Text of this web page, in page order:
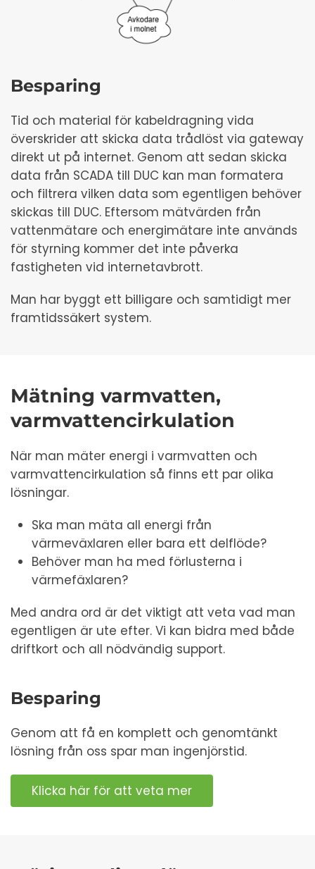
Besparing
Tid och material för kabeldragning vida
överskrider att skicka data trådlöst via gateway
direkt ut på internet. Genom att sedan skicka
data från SCADA till DUC kan man formatera
och filtrera vilken data som egentligen behöver
skickas till DUC. Eftersom mätvärden från
vattenmätare och energimätare inte används
för styrning kommer det inte påverka
fastigheten vid internetavbrott.
Man har byggt ett billigare och samtidigt mer
framtidssäkert system.
Mätning varmvatten,
varmvattencirkulation
När man mäter energi i varmvatten och
varmvattencirkulation så finns ett par olika
lösningar.
Ska man mäta all energi från
värmeväxlaren eller bara ett delflöde?
Behöver man ha med förlusterna i
värmefäxlaren?
Med andra ord är det viktigt att veta vad man
egentligen är ute efter. Vi kan bidra med både
driftkort och all nödvändig support.
Besparing
Genom att få en komplett och genomtänkt
lösning från oss spar man ingenjörstid.
Klicka här för att veta mer